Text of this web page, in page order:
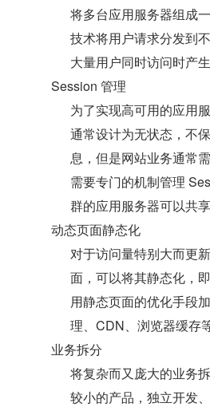
将多台应用服务器组成
技术将用户请求分发到
大量用户同时访问时产
Session 管理
为了实现高可用的应用
通常设计为无状态，不
息，但是网站业务通常
需要专门的机制管理
群的应用服务器可以共
动态页面静态化
对于访问量特别大而更
面，可以将其静态化，
用静态页面的优化手段
理、CDN、浏览器缓存等
业务拆分
将复杂而又庞大的业务
较小的产品，独立开发